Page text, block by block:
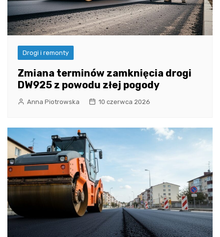
Drogi i remonty
Zmiana terminów zamknięcia drogi
DW925 z powodu złej pogody
Anna Piotrowska 10 czerwca 2026